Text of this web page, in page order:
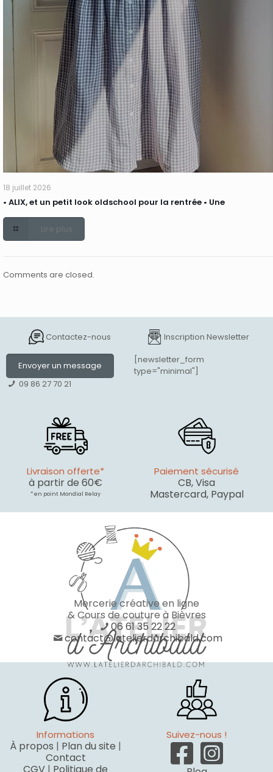
18 juillet 2026
• ALIX, et un petit look oldschool pour la rentrée • Une
Lire plus
Comments are closed.
Contactez-nous
Envoyer un message
09 86 27 70 21
Inscription Newsletter
[newsletter_form
type="minimal"]
Livraison offerte*
à partir de 60€
* en point Mondial Relay
Paiement sécurisé
CB, Visa
Mastercard, Paypal
Mercerie créative en ligne
& Cours de couture à Bièvres
06 61 35 22 22
contact@latelierdarchibald.com
Informations
À propos | Plan du site |
Contact
Suivez-nous !